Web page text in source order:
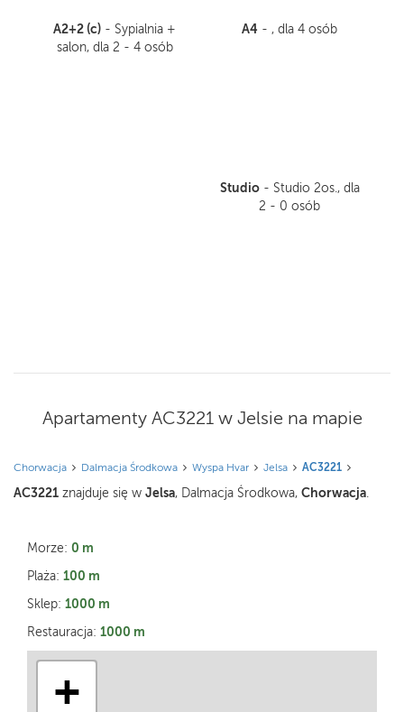
A2+2 (c) - Sypialnia +
salon, dla 2 - 4 osób
A4 - , dla 4 osób
Studio- Studio 2os., dla
2 - 0 osób
Apartamenty AC3221 w Jelsie na mapie
Chorwacja Dalmacja Środkowa Wyspa Hvar Jelsa AC3221
AC3221 znajduje się w Jelsa, Dalmacja Środkowa, Chorwacja
Morze: 0 m
Plaża: 100 m
Sklep: 1000 m
Restauracja: 1000 m
+